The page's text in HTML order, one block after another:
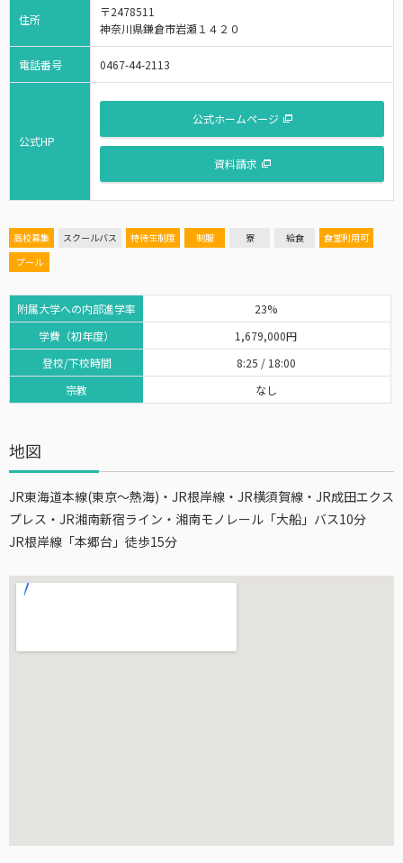
住所
〒2478511
神奈川県鎌倉市岩瀬１４２０
電話番号 0467-44-2113
公式HP
公式ホームページ
資料請求
高校募集 スクールバス 特待生制度 制服 寮 給食
食堂利用可
プール
附属大学への内部進学率
学費（初年度）
登校/下校時間
宗教
23%
1,679,000円
8:25 / 18:00
なし
地図
JR東海道本線(東京～熱海)・JR根岸線・JR横須賀線・JR成田エクス
プレス・JR湘南新宿ライン・湘南モノレール「大船」バス10分
JR根岸線「本郷台」徒歩15分